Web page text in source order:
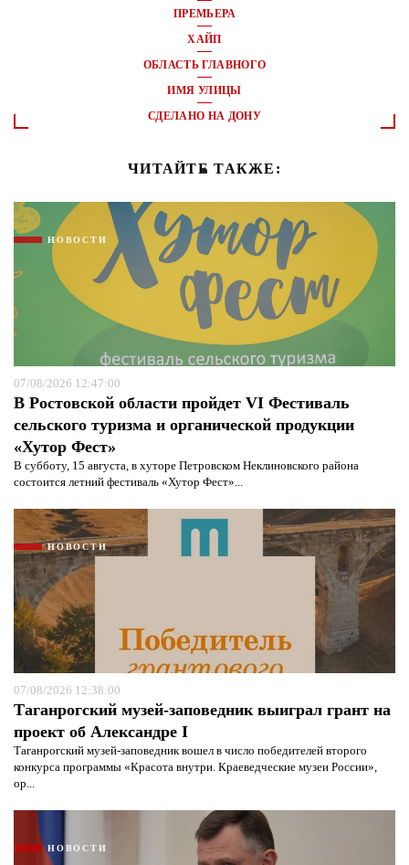
ПРЕМЬЕРА
ХАЙП
ОБЛАСТЬ ГЛАВНОГО
ИМЯ УЛИЦЫ
СДЕЛАНО НА ДОНУ
ЧИТАЙТЕ ТАКЖЕ:
НОВОСТИ
07/08/2026 12:47:00
В Ростовской области пройдет VI Фестиваль
сельского туризма и органической продукции
«Хутор Фест»
В субботу, 15 августа, в хуторе Петровском Неклиновского района
состоится летний фестиваль «Хутор Фест»...
НОВОСТИ
07/08/2026 12:38:00
Таганрогский музей-заповедник выиграл грант на
проект об Александре I
Таганрогский музей-заповедник вошел в число победителей второго
конкурса программы «Красота внутри. Краеведческие музеи России»,
ор...
НОВОСТИ